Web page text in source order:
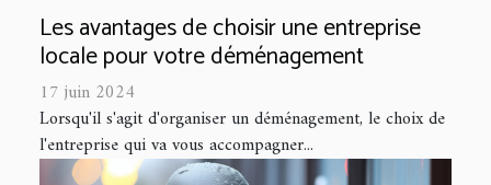
Les avantages de choisir une entreprise
locale pour votre déménagement
17 juin 2024
Lorsqu'il s'agit d'organiser un déménagement, le choix de
l'entreprise qui va vous accompagner...